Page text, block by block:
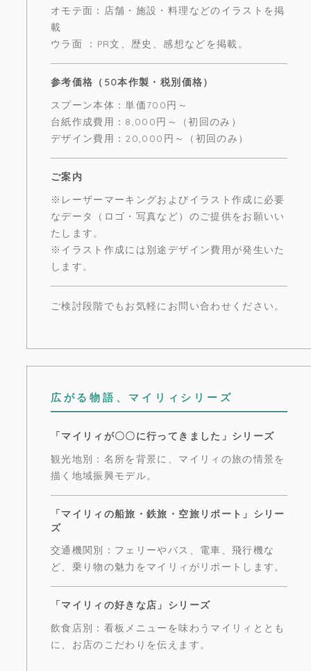
オモテ面：店舗・施設・料理などのイラストを掲
載
ウラ面 ：PR文、歴史、感想などを掲載。
参考価格（50本作製・税別価格）
スプーン本体：単価700円～
台紙作成費用：8,000円～（初回のみ）
デザイン費用：20,000円～（初回のみ）
ご案内
※レーザーマーキングおよびイラスト作成に必要
なデータ（ロゴ・写真など）のご提供をお願いい
たします。
※イラスト作成には別途デザイン費用が発生いた
します。
ご検討段階でもお気軽にお問い合わせください。
広がる物語、マイリィシリーズ
「マイリィが〇〇に行ってきました」シリーズ
観光地別：名所を背景に、マイリィの旅の情景を
描く地域振興モデル。
「マイリィの船旅・鉄旅・空旅リポート」シリー
ズ
交通機関別：フェリーやバス、電車、飛行機な
ど、乗り物の魅力をマイリィがリポートします。
「マイリィの好きな店」シリーズ
飲食店別：看板メニューを味わうマイリィととも
に、お店のこだわりを伝えます。